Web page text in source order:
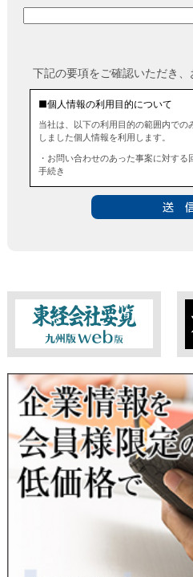
下記の要項をご確認いただき、
■個人情報の利用目的について
当社は、以下の利用目的の範囲内での
しました個人情報を利用します。
・お問い合わせのあった事案に対す
手続き
■個人情報の第三者提供について
■ 個人情報提供の任意性及び留意
個人情報のご提供は任意ですが、必要
だけなかった場合は、上記利用目的を
ますのでご了承ください。
当社は、本人が自己の個人情報につい
追加・削除・利用停止・提供停止の希
人または代理人の請求応じて、個人デ
正・追加・削除・利用停止・提供停
受付方法は、本人確認資料（運転免許
コピー）、「個人情報取扱申請書」
申請の場合のみ必要となります）を当
＜個人情報保護に関するお問合せ
〒802-0004 北九州市小倉北区鍛冶
東経会社要覧web版 X